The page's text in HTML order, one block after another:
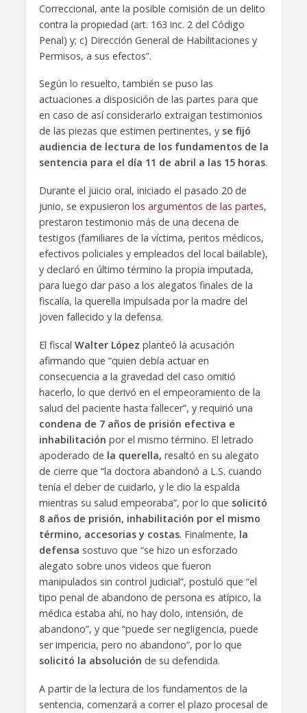
Correccional, ante la posible comisión de un delito
contra la propiedad (art. 163 inc. 2 del Código
Penal) y; c) Dirección General de Habilitaciones y
Permisos, a sus efectos”.
Según lo resuelto, también se puso las
actuaciones a disposición de las partes para que
en caso de así considerarlo extraigan testimonios
de las piezas que estimen pertinentes, y se fijó
audiencia de lectura de los fundamentos de la
sentencia para el día 11 de abril a las 15 horas.
Durante el juicio oral, iniciado el pasado 20 de
junio, se expusieron los argumentos de las partes,
prestaron testimonio más de una decena de
testigos (familiares de la víctima, peritos médicos,
efectivos policiales y empleados del local bailable),
y declaró en último término la propia imputada,
para luego dar paso a los alegatos finales de la
fiscalía, la querella impulsada por la madre del
joven fallecido y la defensa.
El fiscal Walter López planteó la acusación
afirmando que “quien debía actuar en
consecuencia a la gravedad del caso omitió
hacerlo, lo que derivó en el empeoramiento de la
salud del paciente hasta fallecer”, y requirió una
condena de 7 años de prisión efectiva e
inhabilitación por el mismo término. El letrado
apoderado de la querella, resaltó en su alegato
de cierre que “la doctora abandonó a L.S. cuando
tenía el deber de cuidarlo, y le dio la espalda
mientras su salud empeoraba”, por lo que solicitó
8 años de prisión, inhabilitación por el mismo
término, accesorias y costas. Finalmente, la
defensa sostuvo que “se hizo un esforzado
alegato sobre unos videos que fueron
manipulados sin control judicial”, postuló que “el
tipo penal de abandono de persona es atípico, la
médica estaba ahí, no hay dolo, intensión, de
abandono”, y que “puede ser negligencia, puede
ser impericia, pero no abandono”, por lo que
solicitó la absolución de su defendida.
A partir de la lectura de los fundamentos de la
sentencia, comenzará a correr el plazo procesal de